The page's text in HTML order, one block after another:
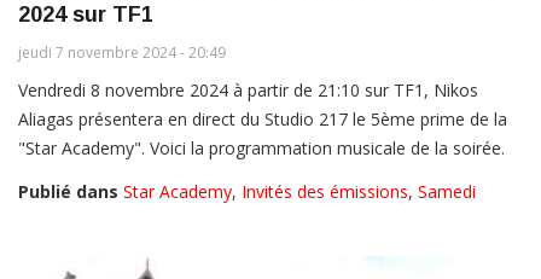
2024 sur TF1
jeudi 7 novembre 2024 - 20:49
Vendredi 8 novembre 2024 à partir de 21:10 sur TF1, Nikos
Aliagas présentera en direct du Studio 217 le 5ème prime de la
"Star Academy". Voici la programmation musicale de la soirée.
Publié dans Star Academy, Invités des émissions, Samedi